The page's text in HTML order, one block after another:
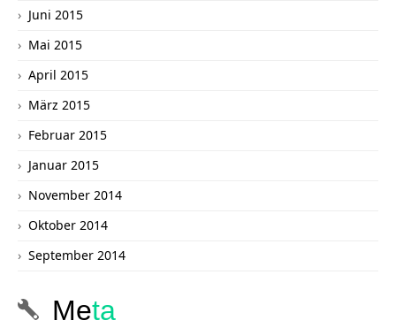
Juni 2015
Mai 2015
April 2015
März 2015
Februar 2015
Januar 2015
November 2014
Oktober 2014
September 2014
Meta